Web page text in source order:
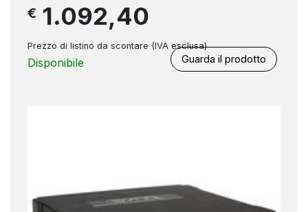
€ 1.092,40
Prezzo di listino da scontare (IVA esclusa)
Disponibile Guarda il prodotto